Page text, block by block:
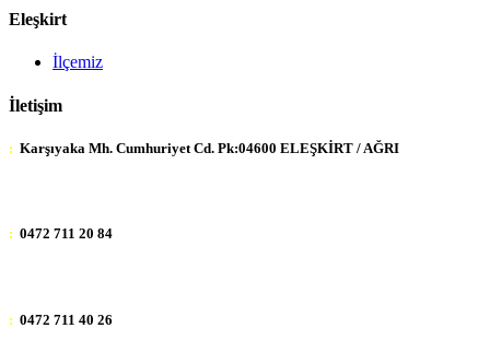
Eleşkirt
İlçemiz
İletişim
: Karşıyaka Mh. Cumhuriyet Cd. Pk:04600 ELEŞKİRT / AĞRI
: 0472 711 20 84
: 0472 711 40 26